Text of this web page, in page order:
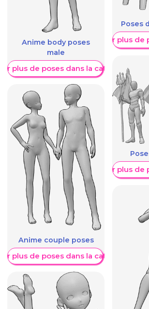
Anime body poses
male
plus de poses dans la catégorie
Anime couple poses
plus de poses dans la catégorie
Poses
Afficher plus de
Afficher plus de